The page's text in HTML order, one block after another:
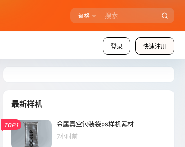
逼格
登录 快速注册
最新样机
TOP1 金属真空包装袋ps样机素材
7小时前